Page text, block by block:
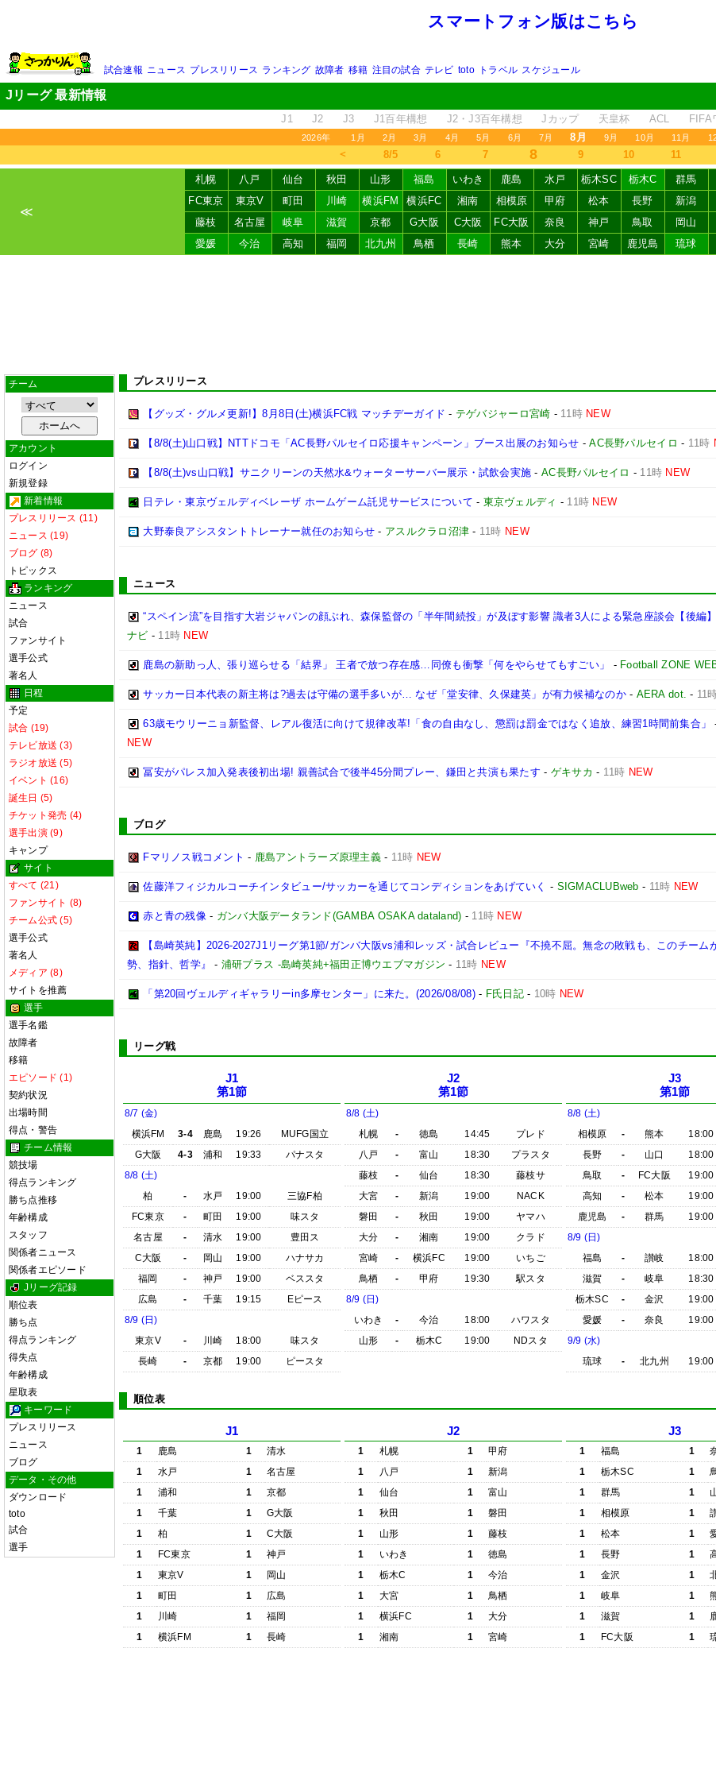
スマートフォン版はこちら
試合速報 ニュース プレスリリース ランキング 故障者 移籍 注目の試合 テレビ toto トラベル スケジュール
Jリーグ 最新情報
J1 J2 J3 J1百年構想 J2・J3百年構想 Jカップ 天皇杯 ACL FIFA
2026年 1月 2月 3月 4月 5月 6月 7月 8月 9月 10月 11月
＜ 8/5 6 7 8 9 10 11
≪
札幌 八戸 仙台 秋田 山形 福島 いわき 鹿島 水戸 栃木SC 栃木C 群馬
FC東京
東京V 町田 川崎 横浜FM 横浜FC 湘南 相模原 甲府 松本 長野 新潟
藤枝
名古屋 岐阜 滋賀 京都 G大阪 C大阪 FC大阪 奈良 神戸 鳥取 岡山
愛媛
今治 高知 福岡 北九州 鳥栖 長崎 熊本 大分 宮崎 鹿児島 琉球
チーム
アカウント
ログイン
新規登録
新着情報
プレスリリース (11)
ニュース (19)
ブログ (8)
トピックス
ランキング
ニュース
試合
ファンサイト
選手公式
著名人
日程
予定
試合 (19)
テレビ放送 (3)
ラジオ放送 (5)
イベント (16)
誕生日 (5)
チケット発売 (4)
選手出演 (9)
キャンプ
サイト
すべて (21)
ファンサイト (8)
チーム公式 (5)
選手公式
著名人
メディア (8)
サイトを推薦
選手
選手名鑑
故障者
移籍
エピソード (1)
契約状況
出場時間
得点・警告
チーム情報
競技場
得点ランキング
勝ち点推移
年齢構成
スタッフ
関係者ニュース
関係者エピソード
Jリーグ記録
順位表
勝ち点
得点ランキング
得失点
年齢構成
星取表
キーワード
プレスリリース
ニュース
ブログ
データ・その他
ダウンロード
toto
試合
選手
プレスリリース
【グッズ・グルメ更新!】8月8日(土)横浜FC戦 マッチデーガイド - テゲバジャーロ宮崎 - 11時 NEW
【8/8(土)山口戦】NTTドコモ「AC長野パルセイロ応援キャンペーン」ブース出展のお知らせ -AC長野パルセイロ - 11時
【8/8(土)vs山口戦】サニクリーンの天然水&ウォーターサーバー展示・試飲会実施 -AC長野パルセイロ - 11時 NEW
日テレ・東京ヴェルディベレーザ ホームゲーム託児サービスについて - 東京ヴェルディ - 11時 NEW
大野泰良アシスタントトレーナー就任のお知らせ - アスルクラロ沼津 - 11時 NEW
ニュース
“スペイン流”を目指す大岩ジャパンの顔ぶれ、森保監督の「半年間続投」が及ぼす影響 識者3人による緊急座談会【後編】
ナビ - 11時 NEW
鹿島の新助っ人、張り巡らせる「結界」 王者で放つ存在感…同僚も衝撃「何をやらせてもすごい」 - Football ZONE
サッカー日本代表の新主将は?過去は守備の選手多いが… なぜ「堂安律、久保建英」が有力候補なのか- AERA dot. - 11
63歳モウリーニョ新監督、レアル復活に向けて規律改革!「食の自由なし、懲罰は罰金ではなく追放、練習1時間前集合」
NEW
冨安がパレス加入発表後初出場! 親善試合で後半45分間プレー、鎌田と共演も果たす - ゲキサカ - 11時 NEW
ブログ
Fマリノス戦コメント - 鹿島アントラーズ原理主義- 11時 NEW
佐藤洋フィジカルコーチインタビュー/サッカーを通じてコンディションをあげていく - SIGMACLUBweb - 11時 NEW
赤と青の残像- ガンバ大阪データランド(GAMBA OSAKA dataland) - 11時 NEW
【島崎英純】2026-2027J1リーグ第1節/ガンバ大阪vs浦和レッズ・試合レビュー『不撓不屈。無念の敗戦も、このチーム
勢、指針、哲学』
- 浦研プラス -島崎英純+福田正博ウエブマガジン - 11時 NEW
「第20回ヴェルディギャラリーin多摩センター」に来た。(2026/08/08)- F氏日記- 10時 NEW
リーグ戦
J1
第1節
8/7 (金)
横浜FM
3-4 鹿島 19:26
MUFG国立
G大阪
4-3 浦和 19:33
パナスタ
8/8 (土)
柏
- 水戸 19:00
三協F柏
FC東京
- 町田 19:00
味スタ
名古屋
- 清水 19:00
豊田ス
C大阪
- 岡山 19:00
ハナサカ
福岡
- 神戸 19:00
ベススタ
広島
- 千葉 19:15
Eピース
8/9 (日)
東京V
- 川崎 18:00
味スタ
長崎
- 京都 19:00 ピースタ
J2
第1節
8/8 (土)
札幌
- 徳島 14:45
プレド
八戸
- 富山 18:30
プラスタ
藤枝
- 仙台 18:30
藤枝サ
大宮
- 新潟 19:00
NACK
磐田
- 秋田 19:00
ヤマハ
大分
- 湘南 19:00
クラド
宮崎
- 横浜FC 19:00
いちご
鳥栖
- 甲府 19:30
駅スタ
8/9 (日)
いわき
- 今治 18:00
ハワスタ
山形
- 栃木C 19:00 NDスタ
J3
第1節
8/8 (土)
相模原
- 熊本 18:00
長野
- 山口 18:00
鳥取
- FC大阪 19:00
高知
- 松本 19:00
鹿児島
- 群馬 19:00
8/9 (日)
福島
- 讃岐 18:00
滋賀
- 岐阜 18:30
栃木SC
- 金沢 19:00
愛媛
- 奈良 19:00
9/9 (水)
琉球
- 北九州 19:00
順位表
J1
1 鹿島 1
清水
1
水戸 1
名古屋
1
浦和 1
京都
1
千葉 1
G大阪
1
柏 1
C大阪
1
FC東京 1
神戸
1
東京V 1
岡山
1
町田 1
広島
1
川崎 1
福岡
1
横浜FM 1 長崎
J2
1 札幌 1
甲府
1
八戸 1
新潟
1
仙台 1
富山
1
秋田 1
磐田
1
山形 1
藤枝
1
いわき 1
徳島
1
栃木C 1
今治
1
大宮 1
鳥栖
1
横浜FC 1
大分
1
湘南 1 宮崎
J3
1 福島 1
1
栃木SC 1
1
群馬 1
1
相模原 1
1
松本 1
1
長野 1
1
金沢 1
1
岐阜 1
1
滋賀 1
1
FC大阪 1